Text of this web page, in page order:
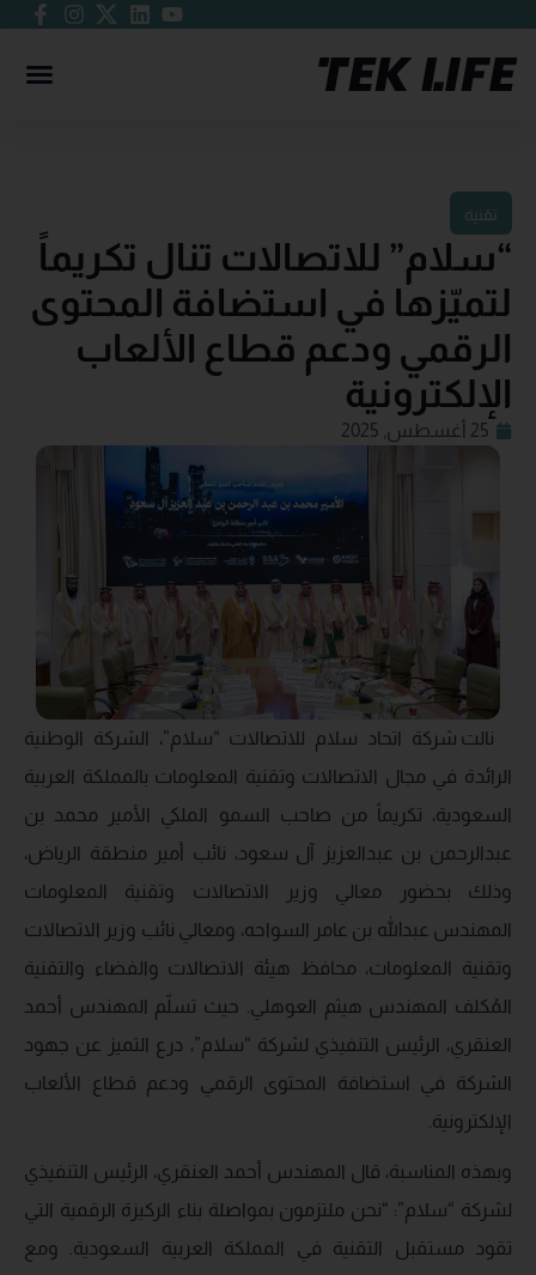
تقنية
“سلام” للاتصالات تنال تكريماً
لتميّزها في استضافة المحتوى
الرقمي ودعم قطاع الألعاب
الإلكترونية
25 أغسطس, 2025
نالت شركة اتحاد سلام للاتصالات “سلام”، الشركة الوطنية
الرائدة في مجال الاتصالات وتقنية المعلومات بالمملكة العربية
السعودية، تكريماً من صاحب السمو الملكي الأمير محمد بن
عبدالرحمن بن عبدالعزيز آل سعود، نائب أمير منطقة الرياض،
وذلك بحضور معالي وزير الاتصالات وتقنية المعلومات
المهندس عبدالله بن عامر السواحه، ومعالي نائب وزير الاتصالات
وتقنية المعلومات، محافظ هيئة الاتصالات والفضاء والتقنية
المُكلف المهندس هيثم العوهلي. حيث تسلّم المهندس أحمد
العنقري، الرئيس التنفيذي لشركة “سلام”، درع التميز عن جهود
الشركة في استضافة المحتوى الرقمي ودعم قطاع الألعاب
الإلكترونية.
وبهذه المناسبة، قال المهندس أحمد العنقري، الرئيس التنفيذي
لشركة “سلام”: “نحن ملتزمون بمواصلة بناء الركيزة الرقمية التي
تقود مستقبل التقنية في المملكة العربية السعودية. ومع